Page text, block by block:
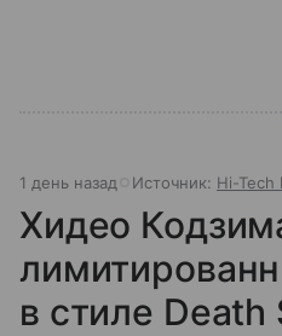
1 день назад Источник: Hi-Tech
Хидео
в стиле Death